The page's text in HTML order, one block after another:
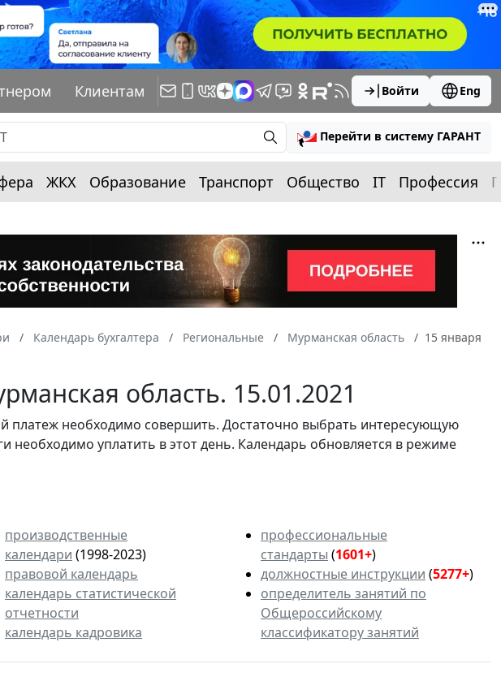
Клиентам Войти Eng
Перейти в систему ГАРАНТ
ЖКХ Образование Транспорт Общество IT Профессия
Календарь бухгалтера Региональные Мурманская область
15 января
область. 15.01.2021
платеж необходимо совершить. Достаточно выбрать интересующую
необходимо уплатить в этот день. Календарь обновляется в режиме
производственные
календари (1998-2023)
правовой календарь
календарь статистической
отчетности
календарь кадровика
профессиональные
стандарты (1601+)
должностные инструкции (5277+)
определитель занятий по
Общероссийскому
классификатору занятий